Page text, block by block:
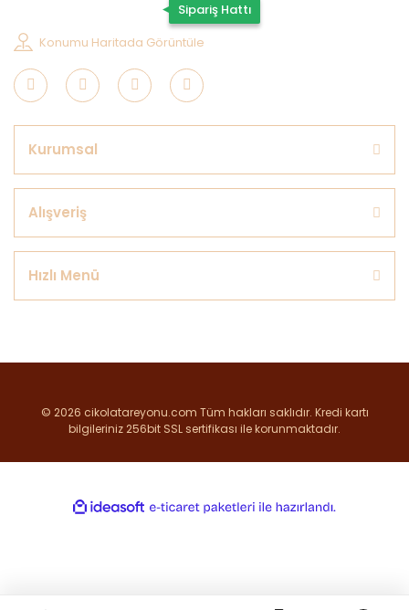
Sipariş Hattı
Konumu Haritada Görüntüle
Kurumsal
Alışveriş
Hızlı Menü
© 2026 cikolatareyonu.com Tüm hakları saklıdır. Kredi kartı
bilgileriniz 256bit SSL sertifikası ile korunmaktadır.
ideasoft
e-